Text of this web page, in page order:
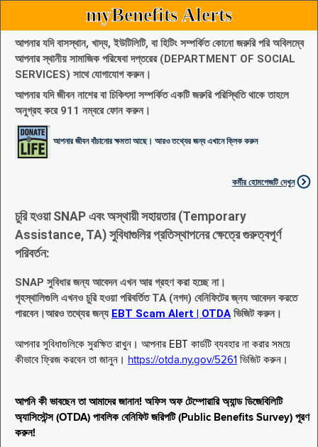
myBenefits Alerts
আপনার যদি বাসস্থান, খাদ্য, ইউটিলিটি, বা হিটিং সম্পর্কিত কোনো জরুরি পরি অবিলম্বে
আপনার স্থানীয় সামাজিক পরিষেবা দপ্তরের (DEPARTMENT OF SOCIAL
SERVICES) সাথে যোগাযোগ করুন।
আপনার যদি জীবন নাশের বা চিকিৎসা সম্পর্কিত একটি জরুরি পরিস্থিতি থাকে তাহলে
অনুগ্রহ করে 911 নম্বরে ফোন করুন।
আপনার জীবন বাঁচানোর ক্ষমতা আছে। আরও তথ্যের জন্য এখানে ক্লিক করুন
কর্মীর হোমপেজটি দেখুন
চুরি হওয়া SNAP এবং অস্থায়ী সহায়তার (Temporary
Assistance, TA) সুবিধাগুলির প্রতিস্থাপনের ক্ষেত্রে গুরুত্বপূর্ণ
পরিবর্তন:
SNAP সুবিধার জন্য আবেদন এখন আর গ্রহণ করা হচ্ছে না।
গৃহস্থালিগুলি এখনও চুরি হওয়া পরিবর্তিত TA (নগদ) বেনিফিটের জ্নয আবেদন করতে
পারবেন।আরও তথ্যের জন্য EBT Scam Alert | OTDA ভিজিট করুন।
আপনার সুবিধাগুলিকে সুরক্ষিত রাখুন। আপনার EBT কার্ডটি ব্যবহার না করার সময়ে
কীভাবে ফ্রিজ করবেন তা জানুন। https://otda.ny.gov/5261 ভিজিট করুন।
আপনি কী ভাবছেন তা আমাদের জানান! অফিস অফ টেম্পোরারি অ্যান্ড ডিজেবিলিটি
অ্যাসিস্টেন্স (OTDA) পাবলিক বেনিফিট জরিপটি (Public Benefits Survey) পূরণ
করুন!